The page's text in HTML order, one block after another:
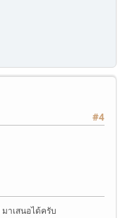
#4
มาเสนอได้ครับ